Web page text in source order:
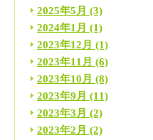
2025年5月 (3)
2024年1月 (1)
2023年12月 (1)
2023年11月 (6)
2023年10月 (8)
2023年9月 (11)
2023年3月 (2)
2023年2月 (2)